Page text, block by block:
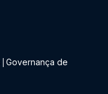
Governança de